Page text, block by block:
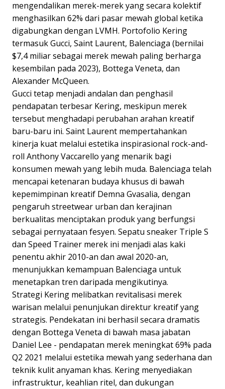
mengendalikan merek-merek yang secara kolektif
menghasilkan 62% dari pasar mewah global ketika
digabungkan dengan LVMH. Portofolio Kering
termasuk Gucci, Saint Laurent, Balenciaga (bernilai
$7,4 miliar sebagai merek mewah paling berharga
kesembilan pada 2023), Bottega Veneta, dan
Alexander McQueen.
Gucci tetap menjadi andalan dan penghasil
pendapatan terbesar Kering, meskipun merek
tersebut menghadapi perubahan arahan kreatif
baru-baru ini. Saint Laurent mempertahankan
kinerja kuat melalui estetika inspirasional rock-and-
roll Anthony Vaccarello yang menarik bagi
konsumen mewah yang lebih muda. Balenciaga telah
mencapai ketenaran budaya khusus di bawah
kepemimpinan kreatif Demna Gvasalia, dengan
pengaruh streetwear urban dan kerajinan
berkualitas menciptakan produk yang berfungsi
sebagai pernyataan fesyen. Sepatu sneaker Triple S
dan Speed Trainer merek ini menjadi alas kaki
penentu akhir 2010-an dan awal 2020-an,
menunjukkan kemampuan Balenciaga untuk
menetapkan tren daripada mengikutinya.
Strategi Kering melibatkan revitalisasi merek
warisan melalui penunjukan direktur kreatif yang
strategis. Pendekatan ini berhasil secara dramatis
dengan Bottega Veneta di bawah masa jabatan
Daniel Lee - pendapatan merek meningkat 69% pada
Q2 2021 melalui estetika mewah yang sederhana dan
teknik kulit anyaman khas. Kering menyediakan
infrastruktur, keahlian ritel, dan dukungan